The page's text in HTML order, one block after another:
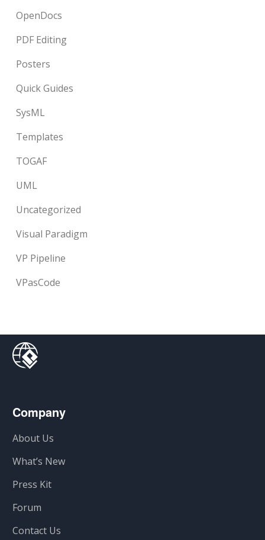
OpenDocs
PDF Editing
Posters
Quick Guides
SysML
Templates
TOGAF
UML
Uncategorized
Visual Paradigm
VP Pipeline
VPasCode
Company
About Us
What’s New
Press Kit
Forum
Contact Us